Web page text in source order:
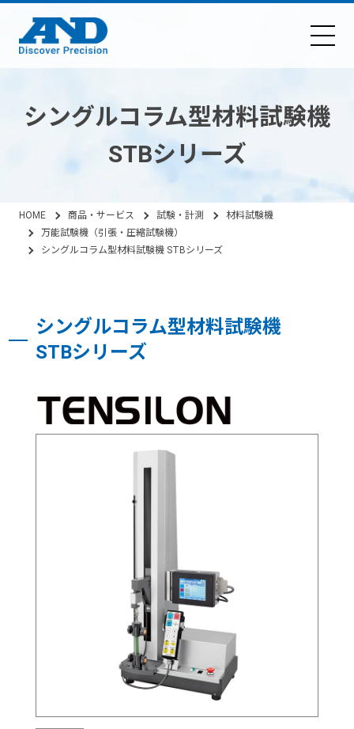
シングルコラム型材料試験機
STBシリーズ
HOME 商品・サービス 試験・計測
材料試験機
万能試験機（引張・圧縮試験機）
シングルコラム型材料試験機 STBシリーズ
シングルコラム型材料試験機
STBシリーズ